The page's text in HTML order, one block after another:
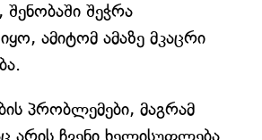
შენობაში შეჭრა
ამიტომ ამაზე მკაცრი
პრობლემები, მაგრამ